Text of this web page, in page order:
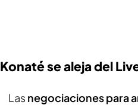
Konaté se aleja del
Las negociaciones para